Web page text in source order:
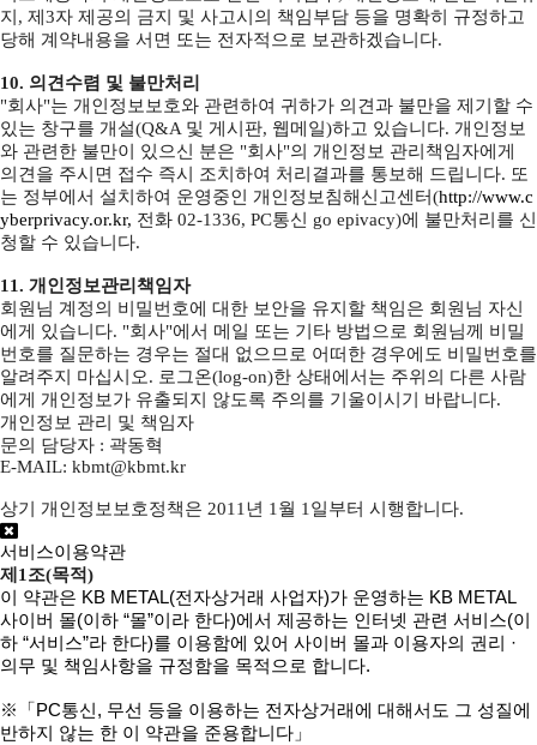
지, 제3자 제공의 금지 및 사고시의 책임부담 등을 명확히 규정하고
당해 계약내용을 서면 또는 전자적으로 보관하겠습니다.
10. 의견수렴 및 불만처리
"회사"는 개인정보보호와 관련하여 귀하가 의견과 불만을 제기할 수
있는 창구를 개설(Q&A 및 게시판, 웹메일)하고 있습니다. 개인정보
와 관련한 불만이 있으신 분은 "회사"의 개인정보 관리책임자에게
의견을 주시면 접수 즉시 조치하여 처리결과를 통보해 드립니다. 또
는 정부에서 설치하여 운영중인 개인정보침해신고센터(http://www.c
yberprivacy.or.kr, 전화 02-1336, PC통신 go epivacy)에 불만처리를 신
청할 수 있습니다.
11. 개인정보관리책임자
회원님 계정의 비밀번호에 대한 보안을 유지할 책임은 회원님 자신
에게 있습니다. "회사"에서 메일 또는 기타 방법으로 회원님께 비밀
번호를 질문하는 경우는 절대 없으므로 어떠한 경우에도 비밀번호를
알려주지 마십시오. 로그온(log-on)한 상태에서는 주위의 다른 사람
에게 개인정보가 유출되지 않도록 주의를 기울이시기 바랍니다.
개인정보 관리 및 책임자
문의 담당자 : 곽동혁
E-MAIL: kbmt@kbmt.kr
상기 개인정보보호정책은 2011년 1월 1일부터 시행합니다.
서비스이용약관
제1조(목적)
이 약관은 KB METAL(전자상거래 사업자)가 운영하는 KB METAL
사이버 몰(이하 “몰”이라 한다)에서 제공하는 인터넷 관련 서비스(이
하 “서비스”라 한다)를 이용함에 있어 사이버 몰과 이용자의 권리 ·
의무 및 책임사항을 규정함을 목적으로 합니다.
※「PC통신, 무선 등을 이용하는 전자상거래에 대해서도 그 성질에
반하지 않는 한 이 약관을 준용합니다」